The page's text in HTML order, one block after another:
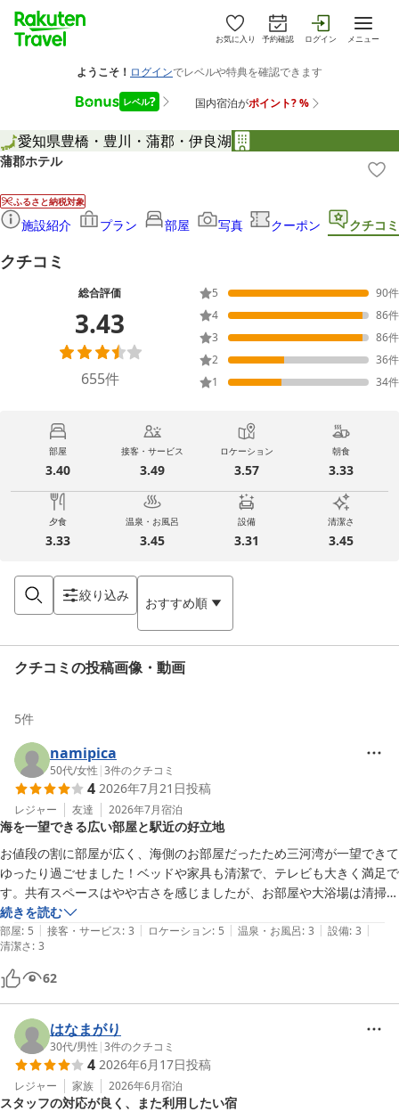
お気に入り 予約確認 ログイン メニュー
愛知県豊橋・豊川・蒲郡・伊良湖
蒲郡ホテル
ふるさと納税対象
施設紹介 プラン 部屋 写真 クーポン クチコミ
クチコミ
総合評価
3.43
655件
5 90件
4
86件
3
86件
2
36件
1
34件
部屋
3.40
接客・サービス
3.49
ロケーション
3.57
朝食
3.33
夕食
3.33
温泉・お風呂
3.45
設備
3.31
清潔さ
3.45
絞り込み おすすめ順
クチコミの投稿画像・動画
5件
namipica
50代/女性 |3件のクチコミ
4 2026年7月21日投稿
レジャー 友達 2026年7月宿泊
海を一望できる広い部屋と駅近の好立地
お値段の割に部屋が広く、海側のお部屋だったため三河湾が一望できて
ゆったり過ごせました！ベッドや家具も清潔で、テレビも大きく満足で
す。共有スペースはやや古さを感じましたが、お部屋や大浴場は清掃が
行き届いており、とても気持ちよく利用できました。
すぐ近くにコンビニや飲食店（すき家、餃子の王将、コメダ珈琲など）
があり、大変便利です。何よりも駅が目の前というロケーションが最高
でした。また利用したいと思います。
続きを読む
部屋: 5 | 接客・サービス: 3 | ロケーション: 5 | 温泉・お風呂: 3 | 設備: 3 |
清潔さ: 3
62
はなまがり
30代/男性 |3件のクチコミ
4 2026年6月17日投稿
レジャー 家族 2026年6月宿泊
スタッフの対応が良く、また利用したい宿